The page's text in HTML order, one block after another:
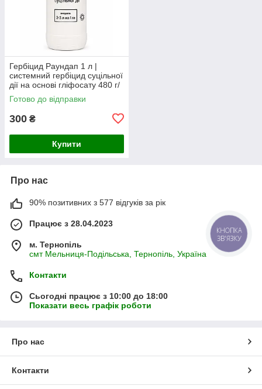
Гербіцид Раундап 1 л |
системний гербіцид суцільної
дії на основі гліфосату 480 г/
л
Готово до відправки
300 ₴
Купити
Про нас
90% позитивних з 577 відгуків за рік
Працює з 28.04.2023
м. Тернопіль
смт Мельниця-Подільська, Тернопіль, Україна
Контакти
Сьогодні працює з 10:00 до 18:00
Показати весь графік роботи
Про нас
Контакти
КНОПКА
ЗВ'ЯЗКУ